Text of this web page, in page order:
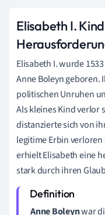
Elisabeth I.
Elisabeth I. wurde
Anne Boleyn geboren.
politischen Unruhen
Als kleines Kind verlor
distanzierte sich von
legitime Erbin
erhielt Elisabeth eine
stark durch ihren
Anne Boleynwar